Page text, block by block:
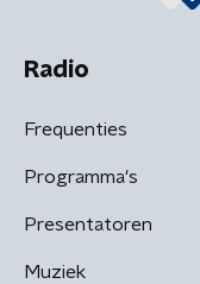
Radio
Frequenties
Programma's
Presentatoren
Muziek